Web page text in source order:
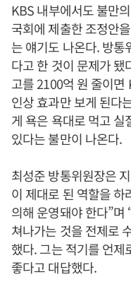
KBS 내부에서도 불만
국회에 제출한 조정안
는 얘기도 나온다. 방
다고 한 것이 문제가
고를 2100억 원 줄이면
인상 효과만 보게 된다
게 욕은 욕대로 먹고
있다는 불만이 나온다.
최성준 방통위원장은
이 제대로 된 역할을
의해 운영돼야 한다”며
쳐나가는 것을 전제로
했다. 그는 적기를 언제
좋다고 대답했다.